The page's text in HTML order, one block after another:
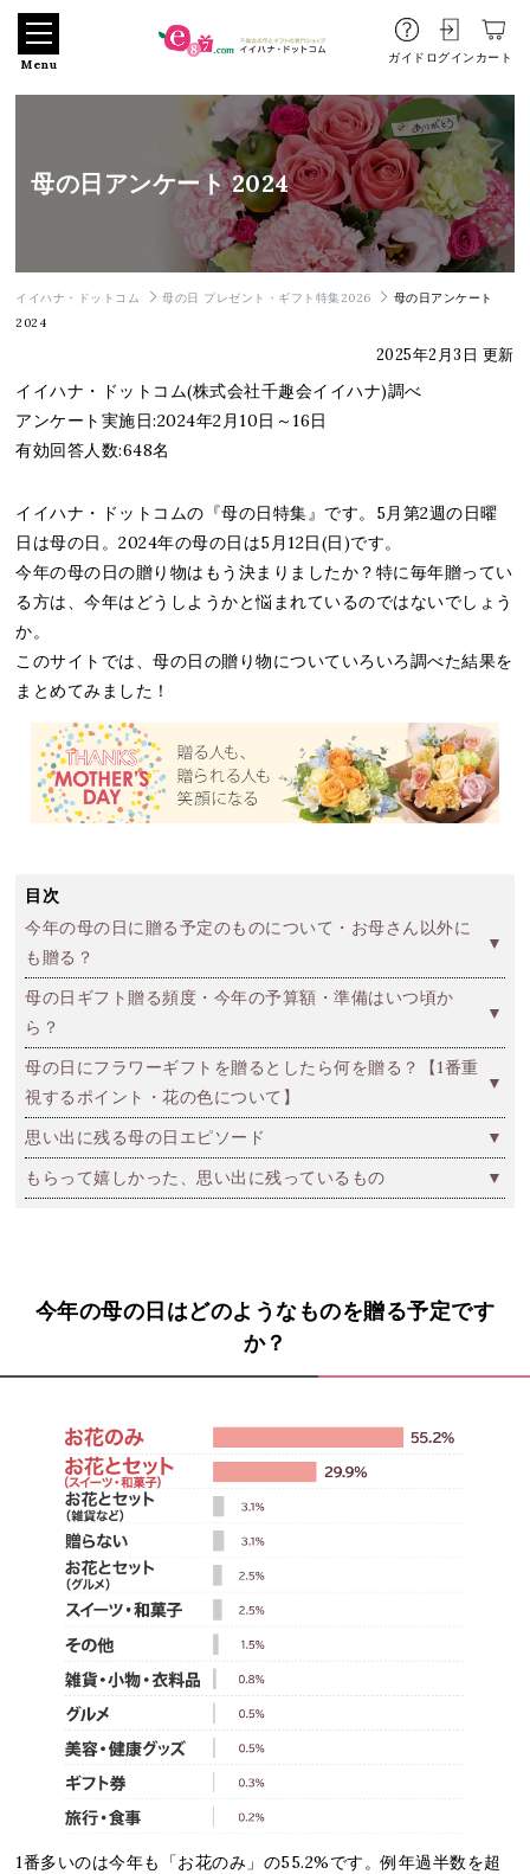
Menu ガイド ログイン カート
母の日アンケート 2024
イイハナ・ドットコム 母の日 プレゼント・ギフト特集2026
母の日アンケート
2024
2025年2月3日 更新
イイハナ・ドットコム(株式会社千趣会イイハナ)調べ
アンケート実施日:2024年2月10日～16日
有効回答人数:648名
イイハナ・ドットコムの『母の日特集』です。5月第2週の日曜
日は母の日。2024年の母の日は5月12日(日)です。
今年の母の日の贈り物はもう決まりましたか？特に毎年贈ってい
る方は、今年はどうしようかと悩まれているのではないでしょう
か。
このサイトでは、母の日の贈り物についていろいろ調べた結果を
まとめてみました！
目次
今年の母の日に贈る予定のものについて・お母さん以外に
も贈る？
母の日ギフト贈る頻度・今年の予算額・準備はいつ頃か
ら？
母の日にフラワーギフトを贈るとしたら何を贈る？【1番重
視するポイント・花の色について】
思い出に残る母の日エピソード
もらって嬉しかった、思い出に残っているもの
今年の母の日はどのようなものを贈る予定です
か？
1番多いのは今年も「お花のみ」の55.2%です。例年過半数を超